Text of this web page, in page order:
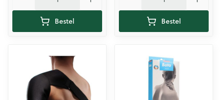
Bestel Bestel